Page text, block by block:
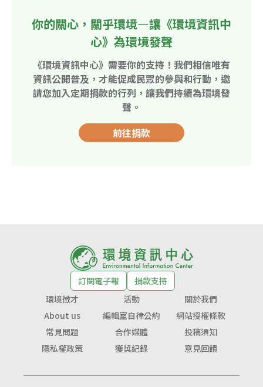
你的關心，關乎環境—讓《環境資訊中
心》為環境發聲
《環境資訊中心》需要你的支持！我們相信唯有
資訊公開普及，才能促成民眾的參與和行動，邀
請您加入定期捐款的行列，讓我們持續為環境發
聲。
前往捐款
訂閱電子報
捐款支持
環境徵才
活動
關於我們
About us
編輯室自律公約
網站授權條款
常見問題
合作媒體
投稿須知
隱私權政策
獲獎紀錄 意見回饋